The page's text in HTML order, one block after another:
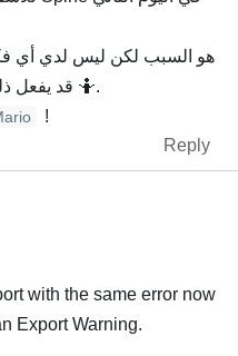
قد يفعل ذلك - أظن أنها ميزات تجريبية جديدة 🤷.
!
Reply
with the same error now
Export Warning.